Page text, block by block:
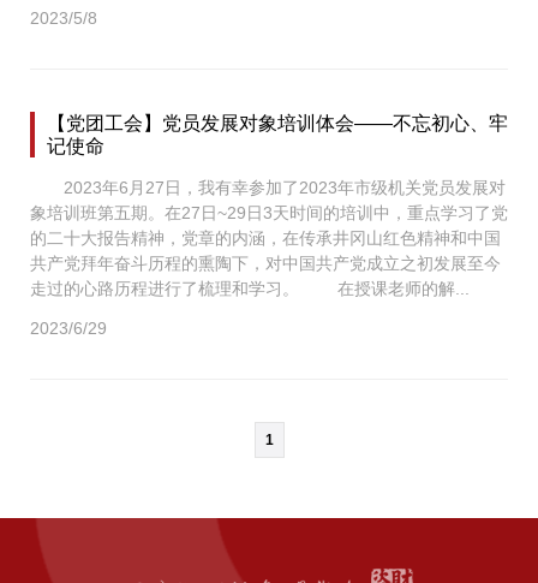
2023/5/8
【党团工会】党员发展对象培训体会——不忘初心、牢
记使命
2023年6月27日，我有幸参加了2023年市级机关党员发展对
象培训班第五期。在27日~29日3天时间的培训中，重点学习了党
的二十大报告精神，党章的内涵，在传承井冈山红色精神和中国
共产党拜年奋斗历程的熏陶下，对中国共产党成立之初发展至今
走过的心路历程进行了梳理和学习。 在授课老师的解...
2023/6/29
1